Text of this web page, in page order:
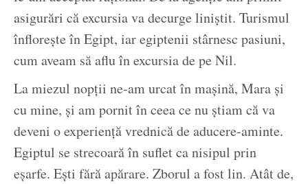
asigurări că excursia va decurge liniștit. Turismul
înflorește în Egipt, iar egiptenii stârnesc pasiuni,
cum aveam să aflu în excursia de pe Nil.
La miezul nopții ne-am urcat în mașină, Mara și
cu mine, și am pornit în ceea ce nu știam că va
deveni o experiență vrednică de aducere-aminte.
Egiptul se strecoară în suflet ca nisipul prin
eșarfe. Ești fără apărare. Zborul a fost lin. Atât de,